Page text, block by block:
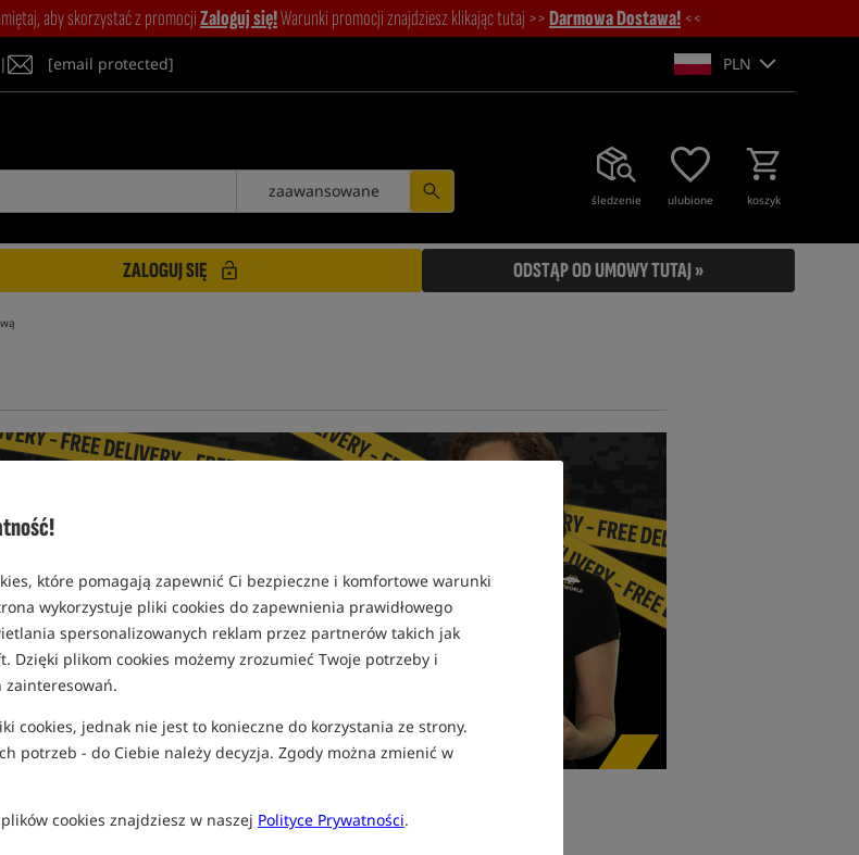
które pomagają zapewnić Ci bezpieczne i komfortowe warunki
wykorzystuje pliki cookies do zapewnienia prawidłowego
spersonalizowanych reklam przez partnerów takich jak
Dzięki plikom cookies możemy zrozumieć Twoje potrzeby i
zainteresowań.
cookies, jednak nie jest to konieczne do korzystania ze strony.
potrzeb - do Ciebie należy decyzja. Zgody można zmienić w
cookies znajdziesz w naszej Polityce Prywatności.
aby skorzystać z promocjiZaloguj się!Warunki promocji znajdziesz klikając tutaj >>Darmowa Dostawa! <<
| [email protected] PLN
śledzenie ulubione koszyk
zaawansowane
ZALOGUJ SIĘ ODSTĄP OD UMOWY TUTAJ »